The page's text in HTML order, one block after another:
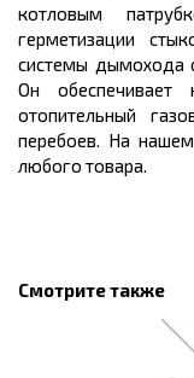
котловым
герметизации
системы дымохода
Он обеспечивает
отопительный
перебоев. На
любого товара.
Смотрите также